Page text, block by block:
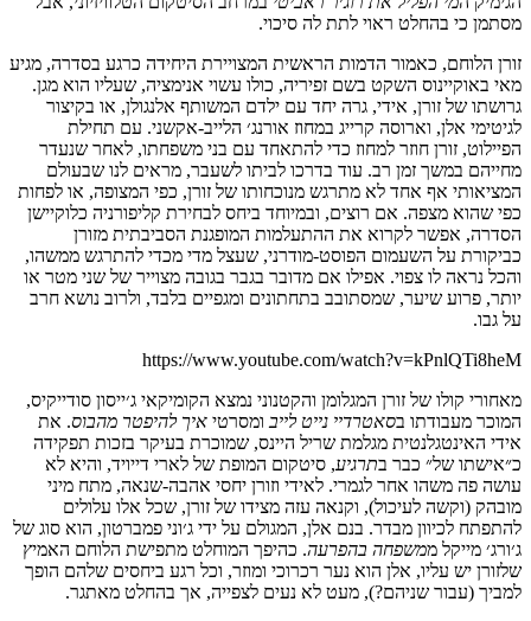
מסתמן כי בהחלט ראוי לתת לה סיכוי.
זורן הלוחם, כאמור הדמות הראשית המצויירת היחידה כרגע בסדרה, מגיע
מאי באוקיינוס השקט בשם זפיריה, כולו עשוי אנימציה, שעליו הוא מגן.
גרושתו של זורן, אידי, גרה יחד עם ילדם המשותף אלנגולן, או בקיצור
לגיטימי אלן, וארוסה קרייג במחוז אורנג׳ הלייב-אקשני. עם תחילת
הפיילוט, זורן חוזר למחוז כדי להתאחד עם בני משפחתו, לאחר שנעדר
מחייהם במשך זמן רב. עוד בדרכו לביתו לשעבר, מראים לנו שבעולם
המציאותי אף אחד לא מתרגש מנוכחותו של זורן, כפי המצופה, או לפחות
כפי שהוא מצפה. אם רוצים, ובמיוחד ביחס לבחירת קליפורניה כלוקיישן
הסדרה, אפשר לקרוא את ההתעלמות המופגנת הסביבתית מזורן
כביקורת על השעמום הפוסט-מודרני, שעצל מדי מכדי להתרגש ממשהו,
והכל נראה לו צפוי. אפילו אם מדובר בגבר בגובה מצוייר של שני מטר או
יותר, פרוע שיער, שמסתובב בתחתונים ומגפיים בלבד, ולרוב נושא חרב
על גבו.
https://www.youtube.com/watch?v=kPnlQTi8heM
מאחורי קולו של זורן המגלומן והקטנוני נמצא הקומיקאי ג׳ייסון סודייקיס,
המוכר מעבודתו בסאטרדיי נייט לייב ומסרטי איך להיפטר מהבוס. את
אידי האינטגלנטית מגלמת שריל היינס, שמוכרת בעיקר בזכות תפקידה
כ״אישתו של״ כבר בתרגיע, סיטקום המופת של לארי דייויד, והיא לא
עושה פה משהו אחר לגמרי. לאידי וזורן יחסי אהבה-שנאה, מתח מיני
מובהק (וקשה לעיכול), וקנאה עזה מצידו של זורן, שכל אלו עלולים
להתפתח לכיוון מבדר. בנם אלן, המגולם על ידי ג׳וני פמברטון, הוא סוג של
ג׳ורג׳ מייקל ממשפחה בהפרעה. כהיפך המוחלט מתפישת הלוחם האמיץ
שלזורן יש עליו, אלן הוא נער רכרוכי ומוזר, וכל רגע ביחסים שלהם הופך
למביך (עבור שניהם?), מעט לא נעים לצפייה, אך בהחלט מאתגר.